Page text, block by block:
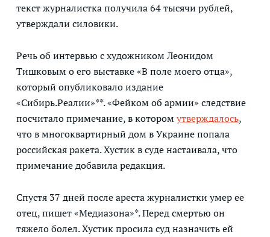
текст журналистка получила 64 тысячи рублей,
утверждали силовики.
Речь об интервью с художником Леонидом
Тишковым о его выставке «В поле моего отца»,
который опубликовало издание
«Сибирь.Реалии»**. «Фейком об армии» следствие
посчитало примечание, в которомутверждалось,
что в многоквартирный дом в Украине попала
российская ракета. Хустик в суде настаивала, что
примечание добавила редакция.
Спустя 37 дней после ареста журналистки умер ее
отец, пишет «Медиазона»*. Перед смертью он
тяжело болел. Хустик просила суд назначить ей